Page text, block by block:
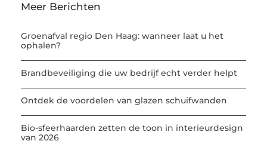
Meer Berichten
Groenafval regio Den Haag: wanneer laat u het
ophalen?
Brandbeveiliging die uw bedrijf echt verder helpt
Ontdek de voordelen van glazen schuifwanden
Bio-sfeerhaarden zetten de toon in interieurdesign
van 2026